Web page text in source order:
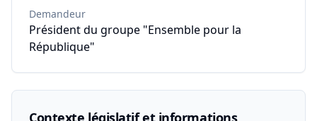
Demandeur
Président du groupe "Ensemble pour la
République"
Contexte législatif et informations